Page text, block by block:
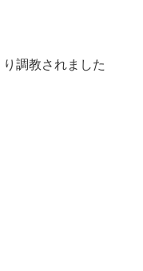
調教されました